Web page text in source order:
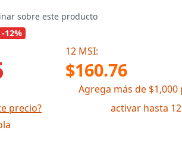
sobre este producto
-12%
12 MSI:
$160.76
precio?
Agrega más de $1,000
activar hasta